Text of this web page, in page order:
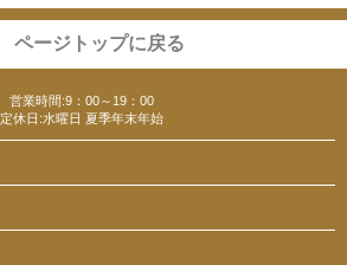
ページトップに戻る
営業時間:9：00～19：00
定休日:水曜日 夏季年末年始